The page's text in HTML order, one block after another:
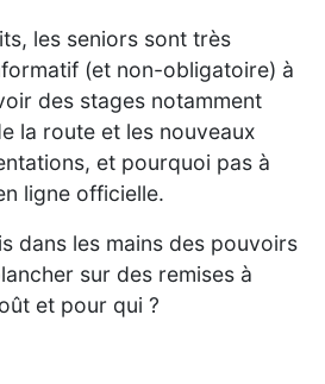
les seniors sont très
(et non-obligatoire) à
des stages notamment
la route et les nouveaux
et pourquoi pas à
ligne officielle.
dans les mains des pouvoirs
sur des remises à
et pour qui ?